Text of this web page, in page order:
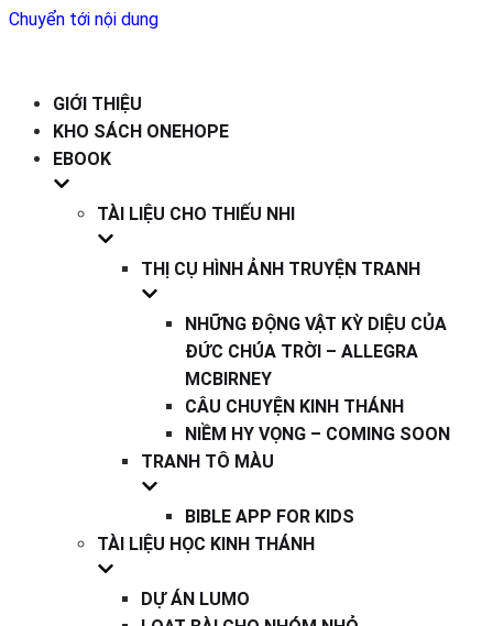
Chuyển tới nội dung
GIỚI THIỆU
KHO SÁCH ONEHOPE
EBOOK
TÀI LIỆU CHO THIẾU NHI
THỊ CỤ HÌNH ẢNH TRUYỆN TRANH
NHỮNG ĐỘNG VẬT KỲ DIỆU CỦA
ĐỨC CHÚA TRỜI – ALLEGRA
MCBIRNEY
CÂU CHUYỆN KINH THÁNH
NIỀM HY VỌNG – COMING SOON
TRANH TÔ MÀU
BIBLE APP FOR KIDS
TÀI LIỆU HỌC KINH THÁNH
DỰ ÁN LUMO